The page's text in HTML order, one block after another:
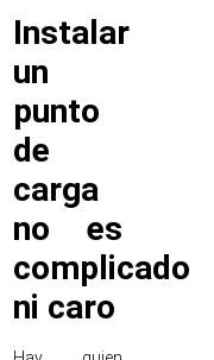
Instalar
un
punto
de
carga
no es
complicado
ni caro